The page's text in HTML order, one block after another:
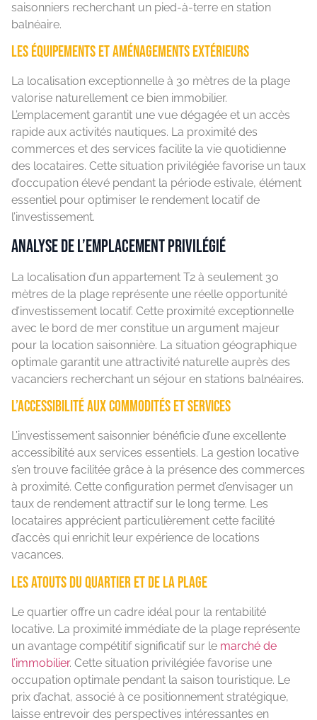
saisonniers recherchant un pied-à-terre en station
balnéaire.
Les équipements et aménagements extérieurs
La localisation exceptionnelle à 30 mètres de la plage
valorise naturellement ce bien immobilier.
L’emplacement garantit une vue dégagée et un accès
rapide aux activités nautiques. La proximité des
commerces et des services facilite la vie quotidienne
des locataires. Cette situation privilégiée favorise un taux
d’occupation élevé pendant la période estivale, élément
essentiel pour optimiser le rendement locatif de
l’investissement.
Analyse de l’emplacement privilégié
La localisation d’un appartement T2 à seulement 30
mètres de la plage représente une réelle opportunité
d’investissement locatif. Cette proximité exceptionnelle
avec le bord de mer constitue un argument majeur
pour la location saisonnière. La situation géographique
optimale garantit une attractivité naturelle auprès des
vacanciers recherchant un séjour en stations balnéaires.
L’accessibilité aux commodités et services
L’investissement saisonnier bénéficie d’une excellente
accessibilité aux services essentiels. La gestion locative
s’en trouve facilitée grâce à la présence des commerces
à proximité. Cette configuration permet d’envisager un
taux de rendement attractif sur le long terme. Les
locataires apprécient particulièrement cette facilité
d’accès qui enrichit leur expérience de locations
vacances.
Les atouts du quartier et de la plage
Le quartier offre un cadre idéal pour la rentabilité
locative. La proximité immédiate de la plage représente
un avantage compétitif significatif sur le marché de
l’immobilier. Cette situation privilégiée favorise une
occupation optimale pendant la saison touristique. Le
prix d’achat, associé à ce positionnement stratégique,
laisse entrevoir des perspectives intéressantes en